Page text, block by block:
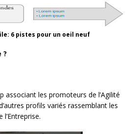
6 pistes pour un oeil neuf
?
associant les promoteurs de l’Agilité
profils variés rassemblant les